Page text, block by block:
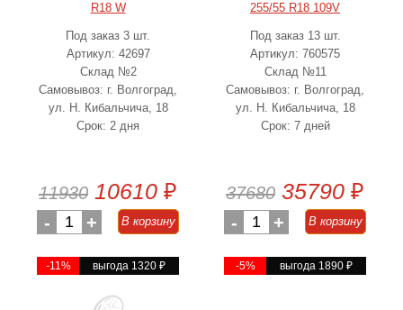
R18 W
Под заказ 3 шт.
Артикул: 42697
Склад №2
Самовывоз: г. Волгоград,
ул. Н. Кибальчича, 18
Срок: 2 дня
11930 10610 ₽
- 1 + В корзину
-11% выгода 1320₽
255/55 R18 109V
Под заказ 13 шт.
Артикул: 760575
Склад №11
Самовывоз: г. Волгоград,
ул. Н. Кибальчича, 18
Срок: 7 дней
37680 35790 ₽
- 1 + В корзину
-5% выгода 1890₽